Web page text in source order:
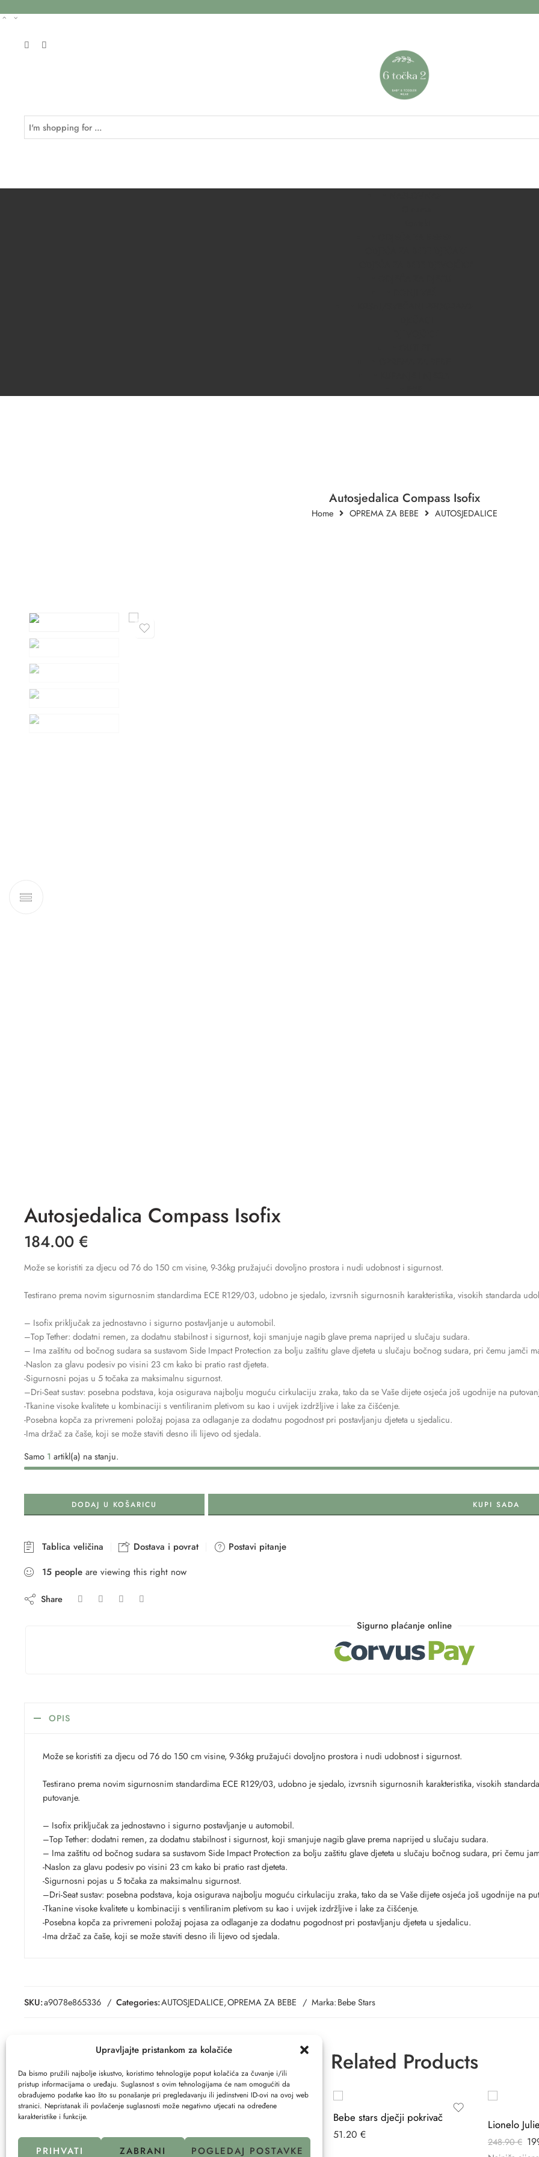
Upravljajte pristankom za kolačiće
Da bismo pružili najbolje iskustvo, koristimo tehnologije poput kolačića za čuvanje i/ili
pristup informacijama o uređaju. Suglasnost s ovim tehnologijama će nam omogućiti da
obrađujemo podatke kao što su ponašanje pri pregledavanju ili jedinstveni ID-ovi na ovoj web
stranici. Nepristanak ili povlačenje suglasnosti može negativno utjecati na određene
karakteristike i funkcije.
PRIHVATI ZABRANI POGLEDAJ POSTAVKE
Autosjedalica Compass Isofix
Home OPREMA ZA BEBE AUTOSJEDALICE
Autosjedalica Compass Isofix
184.00 €
Može se koristiti za djecu od 76 do 150 cm visine, 9-36kg pružajući dovoljno prostora i nudi udobnost i sigurnost.
Testirano prema novim sigurnosnim standardima ECE R129/03, udobno je sjedalo, izvrsnih sigurnosnih karakteristika, visokih standarda
– Isofix priključak za jednostavno i sigurno postavljanje u automobil.
–Top Tether: dodatni remen, za dodatnu stabilnost i sigurnost, koji smanjuje nagib glave prema naprijed u slučaju sudara.
– Ima zaštitu od bočnog sudara sa sustavom Side Impact Protection za bolju zaštitu glave djeteta u slučaju bočnog sudara, pri čemu jamči
-Naslon za glavu podesiv po visini 23 cm kako bi pratio rast djeteta.
-Sigurnosni pojas u 5 točaka za maksimalnu sigurnost.
–Dri-Seat sustav: posebna podstava, koja osigurava najbolju moguću cirkulaciju zraka, tako da se Vaše dijete osjeća još ugodnije na
-Tkanine visoke kvalitete u kombinaciji s ventiliranim pletivom su kao i uvijek izdržljive i lake za čišćenje.
-Posebna kopča za privremeni položaj pojasa za odlaganje za dodatnu pogodnost pri postavljanju djeteta u sjedalicu.
-Ima držač za čaše, koji se može staviti desno ili lijevo od sjedala.
Samo 1 artikl(a) na stanju.
DODAJ U KOŠARICU KUPI SADA
Tablica veličina Dostava i povrat
Postavi pitanje
15 people are viewing this right now
Share
Sigurno plaćanje online
OPIS
Može se koristiti za djecu od 76 do 150 cm visine, 9-36kg pružajući dovoljno prostora i nudi udobnost i sigurnost.
Testirano prema novim sigurnosnim standardima ECE R129/03, udobno je sjedalo, izvrsnih sigurnosnih karakteristika, visokih
putovanje.
– Isofix priključak za jednostavno i sigurno postavljanje u automobil.
–Top Tether: dodatni remen, za dodatnu stabilnost i sigurnost, koji smanjuje nagib glave prema naprijed u slučaju sudara.
– Ima zaštitu od bočnog sudara sa sustavom Side Impact Protection za bolju zaštitu glave djeteta u slučaju bočnog sudara, pri čemu
-Naslon za glavu podesiv po visini 23 cm kako bi pratio rast djeteta.
-Sigurnosni pojas u 5 točaka za maksimalnu sigurnost.
–Dri-Seat sustav: posebna podstava, koja osigurava najbolju moguću cirkulaciju zraka, tako da se Vaše dijete osjeća još ugodnije na
-Tkanine visoke kvalitete u kombinaciji s ventiliranim pletivom su kao i uvijek izdržljive i lake za čišćenje.
-Posebna kopča za privremeni položaj pojasa za odlaganje za dodatnu pogodnost pri postavljanju djeteta u sjedalicu.
-Ima držač za čaše, koji se može staviti desno ili lijevo od sjedala.
SKU:a9078e865336 Categories:AUTOSJEDALICE,OPREMA ZA BEBE Marka:Bebe Stars
Related Products
Komoda za prematanje POLAR
369.00€ 49.00€
Bebe stars dječji pokrivač
51.20 €
248.90€